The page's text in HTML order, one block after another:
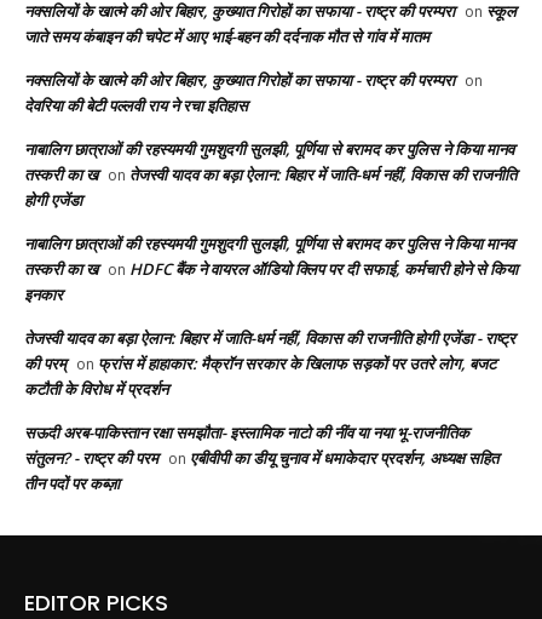
नक्सलियों के खात्मे की ओर बिहार, कुख्यात गिरोहों का सफाया - राष्ट्र की परम्परा on स्कूल
जाते समय कंबाइन की चपेट में आए भाई-बहन की दर्दनाक मौत से गांव में मातम
नक्सलियों के खात्मे की ओर बिहार, कुख्यात गिरोहों का सफाया - राष्ट्र की परम्परा on
देवरिया की बेटी पल्लवी राय ने रचा इतिहास
नाबालिग छात्राओं की रहस्यमयी गुमशुदगी सुलझी, पूर्णिया से बरामद कर पुलिस ने किया मानव
तस्करी का ख on तेजस्वी यादव का बड़ा ऐलान: बिहार में जाति-धर्म नहीं, विकास की राजनीति
होगी एजेंडा
नाबालिग छात्राओं की रहस्यमयी गुमशुदगी सुलझी, पूर्णिया से बरामद कर पुलिस ने किया मानव
तस्करी का ख on HDFC बैंक ने वायरल ऑडियो क्लिप पर दी सफाई, कर्मचारी होने से किया
इनकार
तेजस्वी यादव का बड़ा ऐलान: बिहार में जाति-धर्म नहीं, विकास की राजनीति होगी एजेंडा - राष्ट्र
की परम् on फ्रांस में हाहाकार: मैक्रॉन सरकार के खिलाफ सड़कों पर उतरे लोग, बजट
कटौती के विरोध में प्रदर्शन
सऊदी अरब-पाकिस्तान रक्षा समझौता- इस्लामिक नाटो की नींव या नया भू-राजनीतिक
संतुलन? - राष्ट्र की परम on एबीवीपी का डीयू चुनाव में धमाकेदार प्रदर्शन, अध्यक्ष सहित
तीन पदों पर कब्ज़ा
EDITOR PICKS